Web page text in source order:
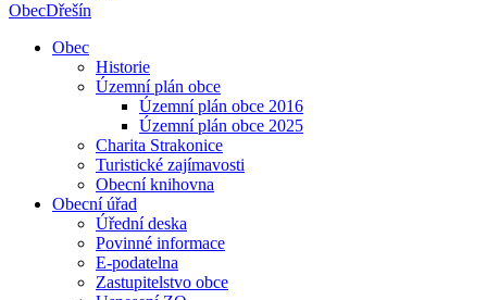
ObecDřešín
Obec
Historie
Územní plán obce
Územní plán obce 2016
Územní plán obce 2025
Charita Strakonice
Turistické zajímavosti
Obecní knihovna
Obecní úřad
Úřední deska
Povinné informace
E-podatelna
Zastupitelstvo obce